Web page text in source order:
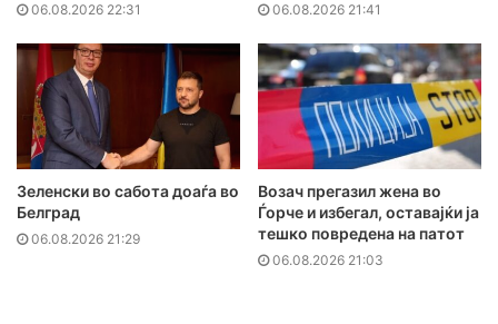
06.08.2026 22:31 06.08.2026 21:41
Зеленски во сабота доаѓа во
Белград
06.08.2026 21:29
Возач прегазил жена во
Ѓорче и избегал, оставајќи ја
тешко повредена на патот
06.08.2026 21:03